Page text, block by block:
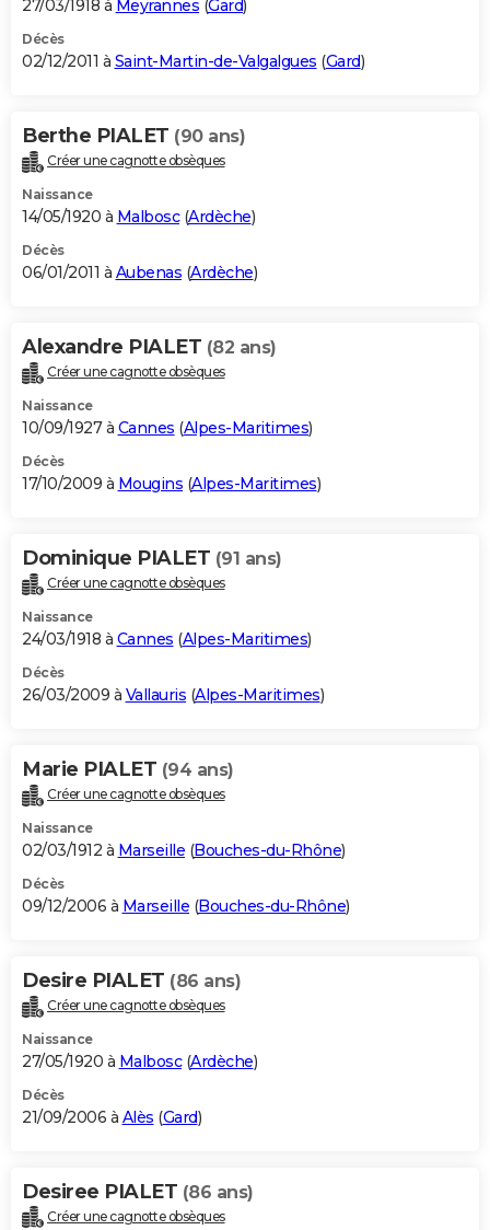
27/03/1918 à Meyrannes (Gard)
Décès
02/12/2011 à Saint-Martin-de-Valgalgues (Gard)
Berthe PIALET (90 ans)
Créer une cagnotte obsèques
Naissance
14/05/1920 à Malbosc(Ardèche)
Décès
06/01/2011 à Aubenas (Ardèche)
Alexandre PIALET (82 ans)
Créer une cagnotte obsèques
Naissance
10/09/1927 à Cannes (Alpes-Maritimes)
Décès
17/10/2009 à Mougins (Alpes-Maritimes)
Dominique PIALET (91 ans)
Créer une cagnotte obsèques
Naissance
24/03/1918 à Cannes (Alpes-Maritimes)
Décès
26/03/2009 à Vallauris (Alpes-Maritimes)
Marie PIALET (94 ans)
Créer une cagnotte obsèques
Naissance
02/03/1912 à Marseille (Bouches-du-Rhône)
Décès
09/12/2006 à Marseille (Bouches-du-Rhône)
Desire PIALET (86 ans)
Créer une cagnotte obsèques
Naissance
27/05/1920 à Malbosc(Ardèche)
Décès
21/09/2006 à Alès (Gard)
Desiree PIALET (86 ans)
Créer une cagnotte obsèques